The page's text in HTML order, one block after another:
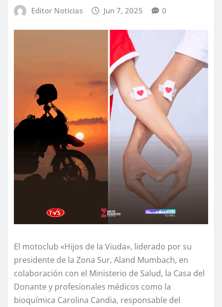
Editor Noticias Jun 7, 2025 0
El motoclub «Hijos de la Viuda», liderado por su
presidente de la Zona Sur, Aland Mumbach, en
colaboración con el Ministerio de Salud, la Casa del
Donante y profesionales médicos como la
bioquímica Carolina Candia, responsable del